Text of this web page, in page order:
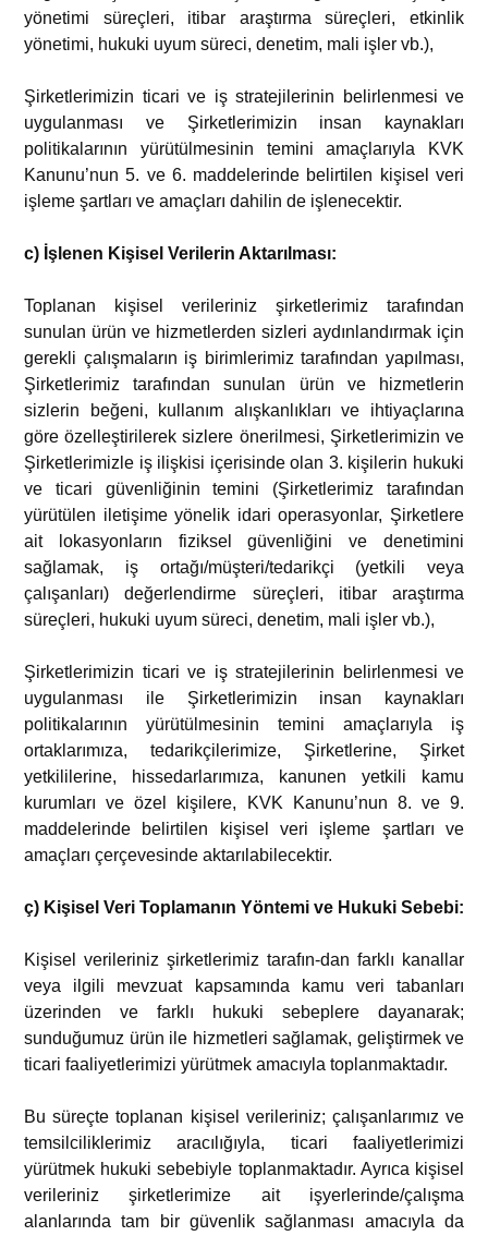
yönetimi süreçleri, itibar araştırma süreçleri, etkinlik
yönetimi, hukuki uyum süreci, denetim, mali işler vb.),
Şirketlerimizin ticari ve iş stratejilerinin belirlenmesi ve
uygulanması ve Şirketlerimizin insan kaynakları
politikalarının yürütülmesinin temini amaçlarıyla KVK
Kanunu’nun 5. ve 6. maddelerinde belirtilen kişisel veri
işleme şartları ve amaçları dahilin de işlenecektir.
c) İşlenen Kişisel Verilerin Aktarılması:
Toplanan kişisel verileriniz şirketlerimiz tarafından
sunulan ürün ve hizmetlerden sizleri aydınlandırmak için
gerekli çalışmaların iş birimlerimiz tarafından yapılması,
Şirketlerimiz tarafından sunulan ürün ve hizmetlerin
sizlerin beğeni, kullanım alışkanlıkları ve ihtiyaçlarına
göre özelleştirilerek sizlere önerilmesi, Şirketlerimizin ve
Şirketlerimizle iş ilişkisi içerisinde olan 3. kişilerin hukuki
ve ticari güvenliğinin temini (Şirketlerimiz tarafından
yürütülen iletişime yönelik idari operasyonlar, Şirketlere
ait lokasyonların fiziksel güvenliğini ve denetimini
sağlamak, iş ortağı/müşteri/tedarikçi (yetkili veya
çalışanları) değerlendirme süreçleri, itibar araştırma
süreçleri, hukuki uyum süreci, denetim, mali işler vb.),
Şirketlerimizin ticari ve iş stratejilerinin belirlenmesi ve
uygulanması ile Şirketlerimizin insan kaynakları
politikalarının yürütülmesinin temini amaçlarıyla iş
ortaklarımıza, tedarikçilerimize, Şirketlerine, Şirket
yetkililerine, hissedarlarımıza, kanunen yetkili kamu
kurumları ve özel kişilere, KVK Kanunu’nun 8. ve 9.
maddelerinde belirtilen kişisel veri işleme şartları ve
amaçları çerçevesinde aktarılabilecektir.
ç) Kişisel Veri Toplamanın Yöntemi ve Hukuki Sebebi:
Kişisel verileriniz şirketlerimiz tarafın-dan farklı kanallar
veya ilgili mevzuat kapsamında kamu veri tabanları
üzerinden ve farklı hukuki sebeplere dayanarak;
sunduğumuz ürün ile hizmetleri sağlamak, geliştirmek ve
ticari faaliyetlerimizi yürütmek amacıyla toplanmaktadır.
Bu süreçte toplanan kişisel verileriniz; çalışanlarımız ve
temsilciliklerimiz aracılığıyla, ticari faaliyetlerimizi
yürütmek hukuki sebebiyle toplanmaktadır. Ayrıca kişisel
verileriniz şirketlerimize ait işyerlerinde/çalışma
alanlarında tam bir güvenlik sağlanması amacıyla da